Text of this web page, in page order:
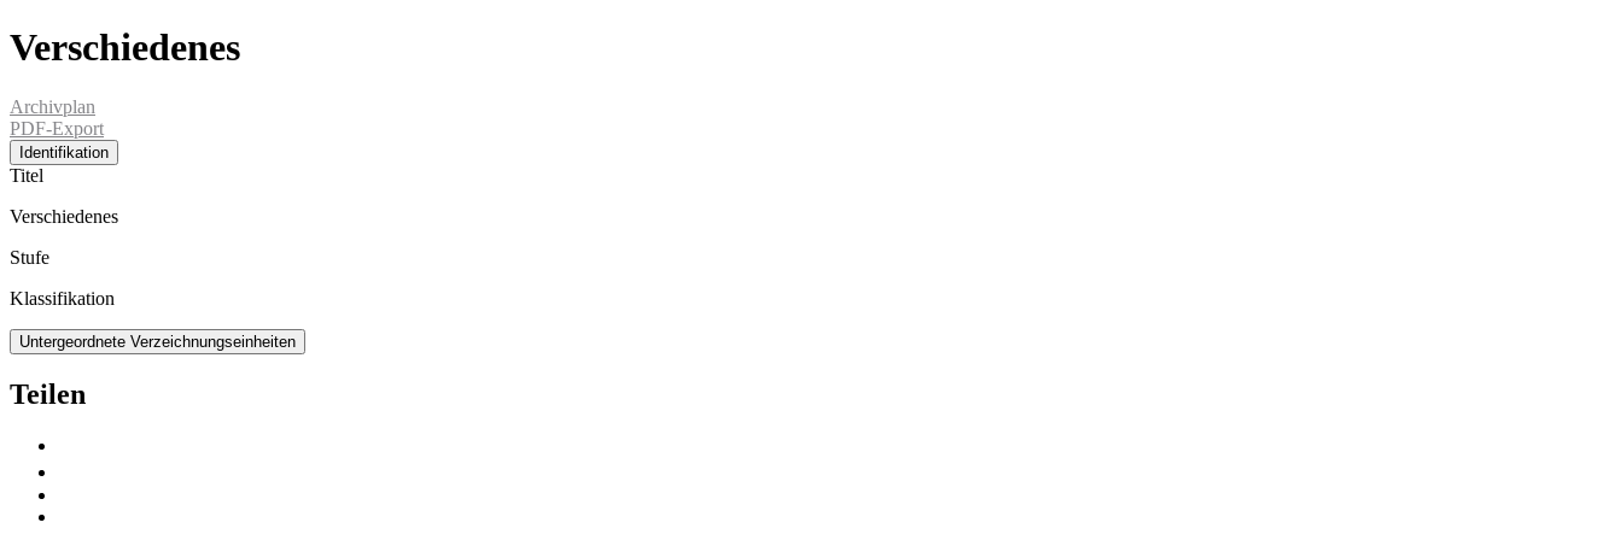
Verschiedenes
Archivplan
PDF-Export
Identifikation
Titel
Verschiedenes
Stufe
Klassifikation
Untergeordnete Verzeichnungseinheiten
Teilen